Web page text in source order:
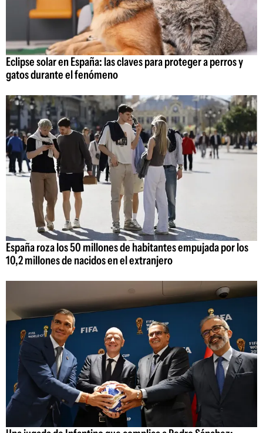
Eclipse solar en España: las claves para proteger a perros y
gatos durante el fenómeno
España roza los 50 millones de habitantes empujada por los
10,2 millones de nacidos en el extranjero